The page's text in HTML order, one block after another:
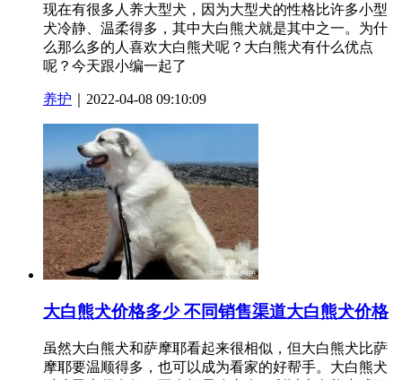
现在有很多人养大型犬，因为大型犬的性格比许多小型
犬冷静、温柔得多，其中大白熊犬就是其中之一。为什
么那么多的人喜欢大白熊犬呢？大白熊犬有什么优点
呢？今天跟小编一起了
养护 ｜2022-04-08 09:10:09
大白熊犬价格多少 不同销售渠道大白熊犬价格
虽然大白熊犬和萨摩耶看起来很相似，但大白熊犬比萨
摩耶要温顺得多，也可以成为看家的好帮手。大白熊犬